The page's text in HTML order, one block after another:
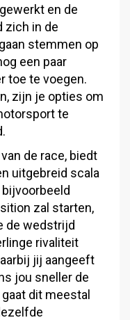
en de
zich in de
stemmen op
een paar
toe te voegen.
zijn je opties om
te
de race, biedt
uitgebreid scala
zal starten,
de wedstrijd
rivaliteit
jij aangeeft
jou sneller de
dit meestal